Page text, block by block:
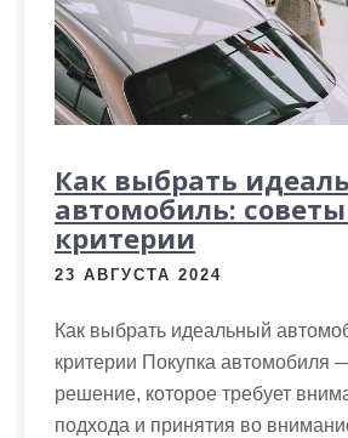
Как выбрать
автомобиль:
критерии
23 АВГУСТА 2024
Как выбрать идеальный
критерии Покупка автомобиля
решение, которое требует
подхода и принятия во